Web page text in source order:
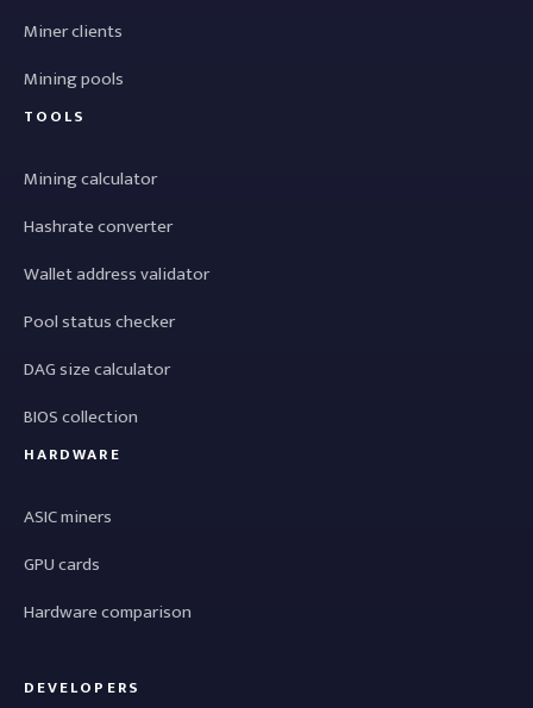
Miner clients
Mining pools
TOOLS
Mining calculator
Hashrate converter
Wallet address validator
Pool status checker
DAG size calculator
BIOS collection
HARDWARE
ASIC miners
GPU cards
Hardware comparison
DEVELOPERS